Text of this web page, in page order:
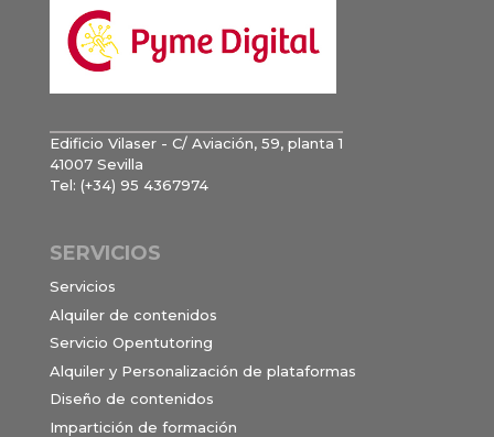
Edificio Vilaser - C/ Aviación, 59, planta 1
41007 Sevilla
Tel: (+34) 95 4367974
SERVICIOS
Servicios
Alquiler de contenidos
Servicio Opentutoring
Alquiler y Personalización de plataformas
Diseño de contenidos
Impartición de formación